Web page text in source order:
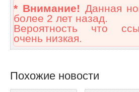
* Внимание! Данная
более 2 лет назад.
Вероятность что
очень низкая.
Похожие новости